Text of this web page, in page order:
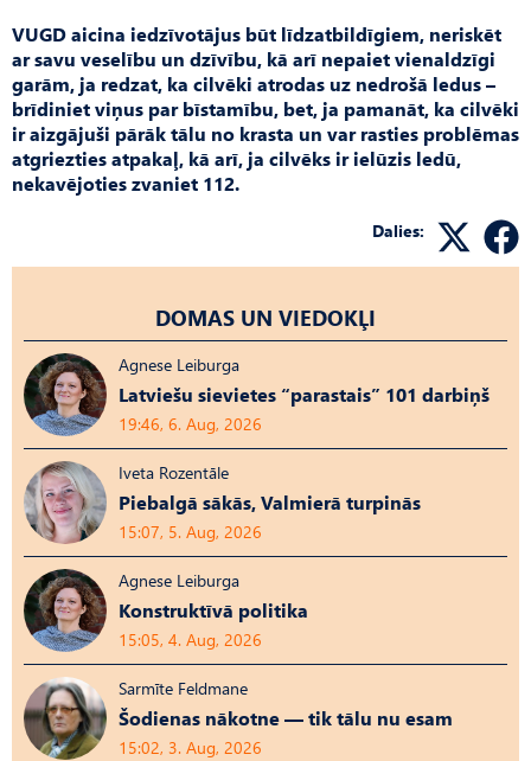
VUGD aicina iedzīvotājus būt līdzatbildīgiem, neriskēt
ar savu veselību un dzīvību, kā arī nepaiet vienaldzīgi
garām, ja redzat, ka cilvēki atrodas uz nedrošā ledus –
brīdiniet viņus par bīstamību, bet, ja pamanāt, ka cilvēki
ir aizgājuši pārāk tālu no krasta un var rasties problēmas
atgriezties atpakaļ, kā arī, ja cilvēks ir ielūzis ledū,
nekavējoties zvaniet 112.
Dalies:
DOMAS UN VIEDOKĻI
Agnese Leiburga
Latviešu sievietes “parastais” 101 darbiņš
19:46, 6. Aug, 2026
Iveta Rozentāle
Piebalgā sākās, Valmierā turpinās
15:07, 5. Aug, 2026
Agnese Leiburga
Konstruktīvā politika
15:05, 4. Aug, 2026
Sarmīte Feldmane
Šodienas nākotne — tik tālu nu esam
15:02, 3. Aug, 2026